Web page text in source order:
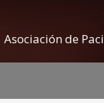
Asociación de